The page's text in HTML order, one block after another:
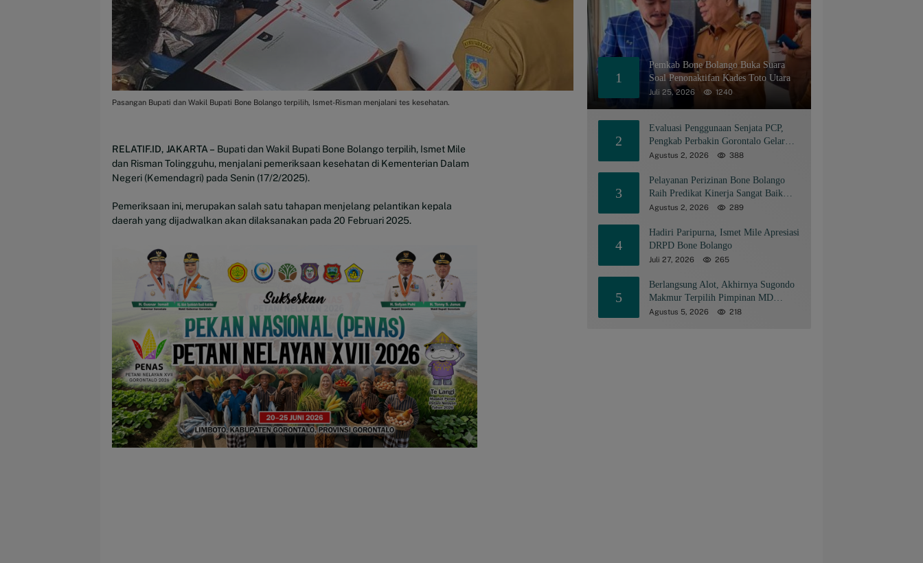
Pasangan Bupati dan Wakil Bupati Bone Bolango terpilih, Ismet-Risman menjalani tes kesehatan.
RELATIF.ID, JAKARTA – Bupati dan Wakil Bupati Bone Bolango terpilih, Ismet Mile
dan Risman Tolingguhu, menjalani pemeriksaan kesehatan di Kementerian Dalam
Negeri (Kemendagri) pada Senin (17/2/2025).
Pemeriksaan ini, merupakan salah satu tahapan menjelang pelantikan kepala
daerah yang dijadwalkan akan dilaksanakan pada 20 Februari 2025.
1
Pemkab Bone Bolango Buka Suara
Soal Penonaktifan Kades Toto Utara
Juli 25, 2026 1240
2
Evaluasi Penggunaan Senjata PCP,
Pengkab Perbakin Gorontalo Gelar
Rapat Pengurus
Agustus 2, 2026 388
3
Pelayanan Perizinan Bone Bolango
Raih Predikat Kinerja Sangat Baik
Tingkat Nasional
Agustus 2, 2026 289
4
Hadiri Paripurna, Ismet Mile Apresiasi
DRPD Bone Bolango
Juli 27, 2026 265
5
Berlangsung Alot, Akhirnya Sugondo
Makmur Terpilih Pimpinan MD
KAHMI Kabupaten Gorontalo
Agustus 5, 2026 218